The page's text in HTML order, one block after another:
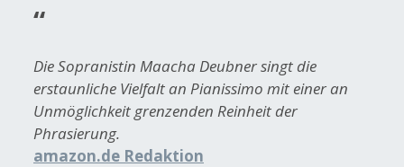
Die Sopranistin Maacha Deubner singt die
erstaunliche Vielfalt an Pianissimo mit einer an
Unmöglichkeit grenzenden Reinheit der
Phrasierung.
amazon.de Redaktion